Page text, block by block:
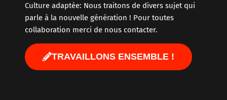
Culture adaptée: Nous traitons de divers sujet qui
parle à la nouvelle génération ! Pour toutes
collaboration merci de nous contacter.
TRAVAILLONS ENSEMBLE !